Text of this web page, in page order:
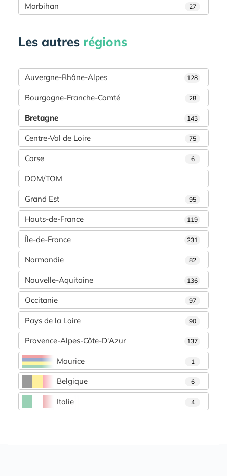
Morbihan 27
Les autres régions
Auvergne-Rhône-Alpes 128
Bourgogne-Franche-Comté 28
Bretagne 143
Centre-Val de Loire 75
Corse 6
DOM/TOM
Grand Est 95
Hauts-de-France 119
Île-de-France 231
Normandie 82
Nouvelle-Aquitaine 136
Occitanie 97
Pays de la Loire 90
Provence-Alpes-Côte-D'Azur 137
Maurice 1
Belgique 6
Italie 4